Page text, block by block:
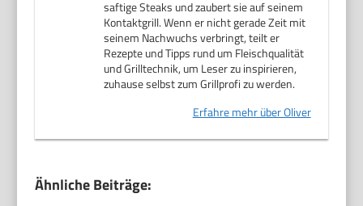
saftige Steaks und zaubert sie auf seinem
Kontaktgrill. Wenn er nicht gerade Zeit mit
seinem Nachwuchs verbringt, teilt er
Rezepte und Tipps rund um Fleischqualität
und Grilltechnik, um Leser zu inspirieren,
zuhause selbst zum Grillprofi zu werden.
Erfahre mehr über Oliver
Ähnliche Beiträge: